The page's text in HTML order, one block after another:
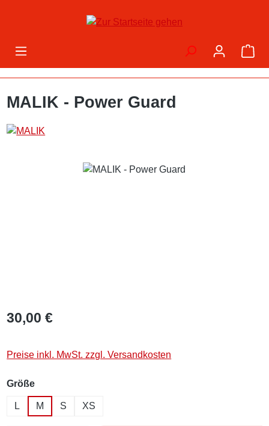
Zum Hauptinhalt springen
MALIK - Power Guard
Bildergalerie überspringen
30,00 €
Preise inkl. MwSt. zzgl. Versandkosten
Größeauswählen
L M S XS